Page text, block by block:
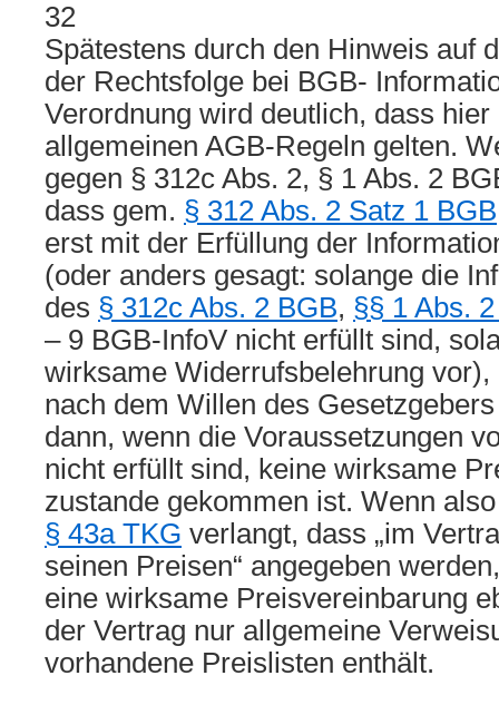
32
Spätestens durch den Hinweis auf
der Rechtsfolge bei BGB-
Verordnung wird deutlich, dass
allgemeinen AGB-Regeln gelten.
gegen § 312c Abs. 2, § 1 Abs. 2
dass gem. § 312 Abs. 2 Satz 1 BGB
erst mit der Erfüllung der
(oder anders gesagt: solange die
des § 312c Abs. 2 BGB, §§ 1 Abs.
– 9 BGB-InfoV nicht erfüllt sind,
wirksame Widerrufsbelehrung vor),
nach dem Willen des
dann, wenn die Voraussetzungen
nicht erfüllt sind, keine wirksame
zustande gekommen ist. Wenn
§ 43a TKG verlangt, dass „im
seinen Preisen“ angegeben
eine wirksame Preisvereinbarung
der Vertrag nur allgemeine
vorhandene Preislisten enthält.